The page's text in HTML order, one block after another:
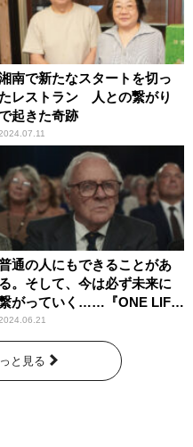
南で新たなスタートを切っ
たレストラン 人との繋がり
起きた奇跡
通の人にもできることがあ
る。そして、今は必ず未来に
がっていく……『ONE LIFE
跡が繋いだ6000の命』
と見る